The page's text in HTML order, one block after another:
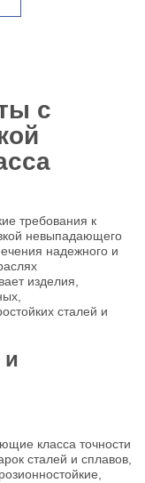
с
требования к
невыпадающего
надежного и
изделия,
сталей и
класса точности
сталей и сплавов,